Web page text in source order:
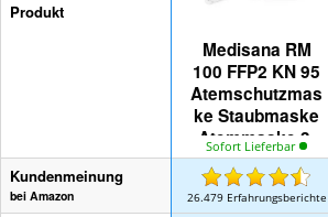
Produkt
Medisana RM
100 FFP2 KN 95
Atemschutzmas
ke Staubmaske
Atemmaske 3-
lagige
Staubschutzmas
ke
Sofort Lieferbar
Kundenmeinung
bei Amazon 26.479 Erfahrungsberichte